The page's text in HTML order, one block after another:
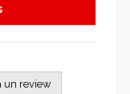
un review